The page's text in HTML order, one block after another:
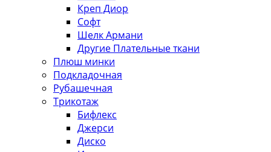
Креп Диор
Софт
Шелк Армани
Другие Плательные ткани
Плюш минки
Подкладочная
Рубашечная
Трикотаж
Бифлекс
Джерси
Диско